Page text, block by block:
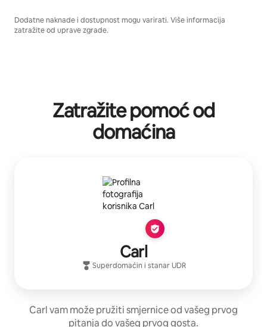
Dodatne naknade i dostupnost mogu varirati. Više informacija
zatražite od uprave zgrade.
Zatražite pomoć od
domaćina
Carl
Superdomaćin i stanarUDR
Carl vam može pružiti smjernice od vašeg prvog
pitanja do vašeg prvog gosta.